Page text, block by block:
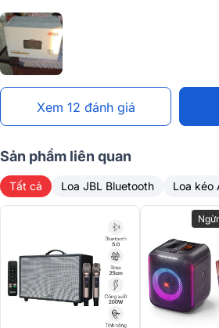
LOA XÁCH TAY ACNOS FLAC 36 - CÔNG
Xem 12 đánh giá
Sản phẩm liên quan
Tất cả Loa JBL Bluetooth Loa kéo